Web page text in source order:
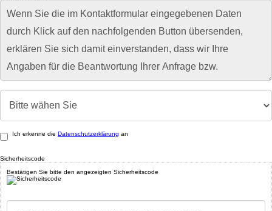
Ich erkenne die Datenschutzerklärung an
Sicherheitscode
Bestätigen Sie bitte den angezeigten Sicherheitscode